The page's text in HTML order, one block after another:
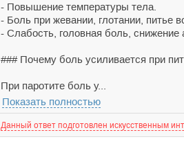
- Повышение температуры тела.
- Боль при жевании, глотании, питье
- Слабость, головная боль, снижение
### Почему боль усиливается при
При паротите боль у...
Показать полностью
Данный ответ подготовлен искусственным